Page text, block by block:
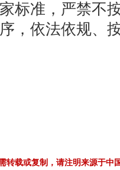
标准，严禁不
，依法依规、
转载或复制，请注明来源于